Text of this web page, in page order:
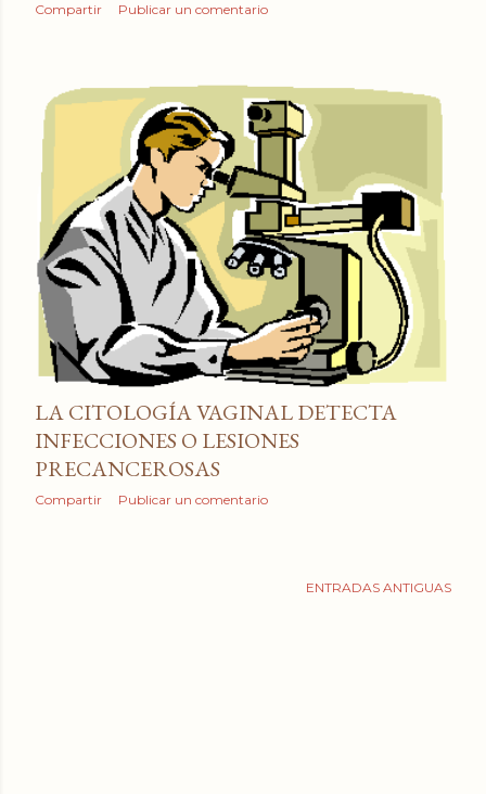
Compartir Publicar un comentario
LA CITOLOGÍA VAGINAL DETECTA
INFECCIONES O LESIONES
PRECANCEROSAS
Compartir Publicar un comentario
ENTRADAS ANTIGUAS